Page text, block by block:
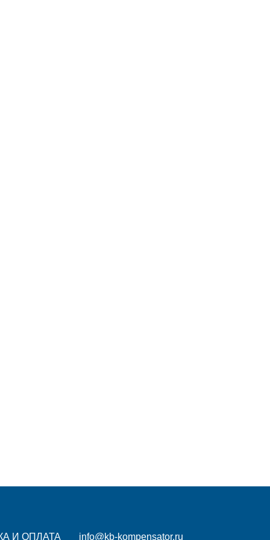
И ОПЛАТА info@kb-kompensator.ru